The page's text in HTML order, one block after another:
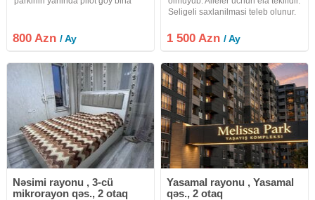
800 Azn/ Ay
Seligeli saxlanilmasi teleb olunur.
1 500 Azn/ Ay
Nəsimi rayonu , 3-cü
mikrorayon qəs., 2 otaq
Yasamal rayonu , Yasamal
qəs., 2 otaq